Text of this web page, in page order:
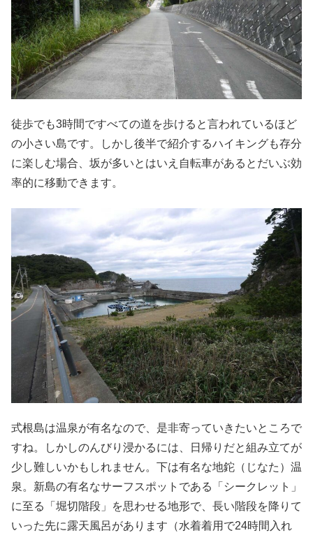
徒歩でも3時間ですべての道を歩けると言われているほど
の小さい島です。しかし後半で紹介するハイキングも存分
に楽しむ場合、坂が多いとはいえ自転車があるとだいぶ効
率的に移動できます。
式根島は温泉が有名なので、是非寄っていきたいところで
すね。しかしのんびり浸かるには、日帰りだと組み立てが
少し難しいかもしれません。下は有名な地鉈（じなた）温
泉。新島の有名なサーフスポットである「シークレット」
に至る「堀切階段」を思わせる地形で、長い階段を降りて
いった先に露天風呂があります（水着着用で24時間入れ